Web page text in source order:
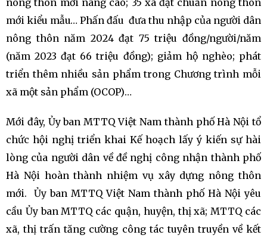
mới kiểu mẫu… Phấn đấu đưa thu nhập của người dân
nông thôn năm 2024 đạt 75 triệu đồng/người/năm
(năm 2023 đạt 66 triệu đồng); giảm hộ nghèo; phát
triển thêm nhiều sản phẩm trong Chương trình mỗi
xã một sản phẩm (OCOP)…
Mới đây, Ủy ban MTTQ Việt Nam thành phố Hà Nội tổ
chức hội nghị triển khai Kế hoạch lấy ý kiến sự hài
lòng của người dân về đề nghị công nhận thành phố
Hà Nội hoàn thành nhiệm vụ xây dựng nông thôn
mới. Ủy ban MTTQ Việt Nam thành phố Hà Nội yêu
cầu Ủy ban MTTQ các quận, huyện, thị xã; MTTQ các
xã, thị trấn tăng cường công tác tuyên truyền về kết